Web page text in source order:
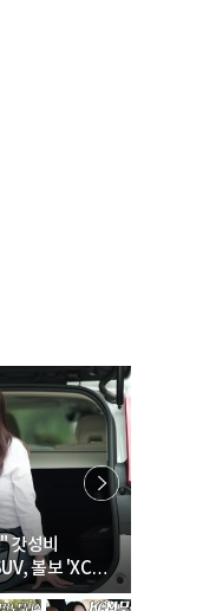
갓성비
볼보 'XC60